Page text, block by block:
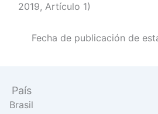
2019, Artículo 1)
Fecha de publicación de
País
Brasil